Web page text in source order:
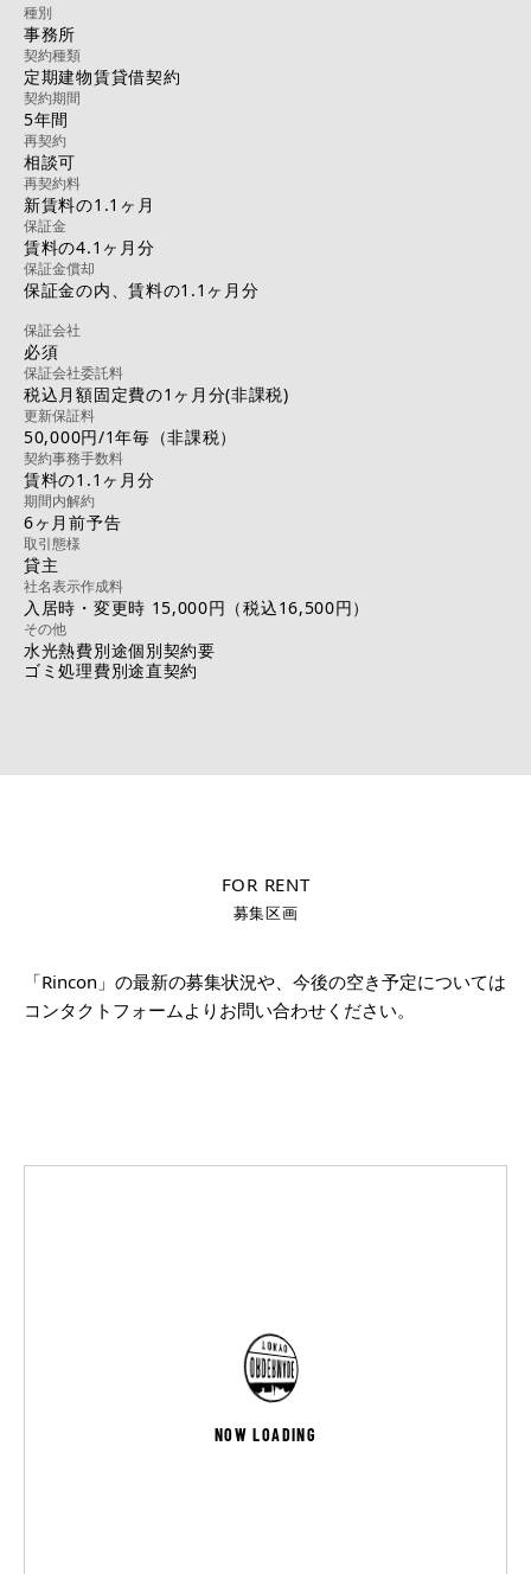
種別
事務所
契約種類
定期建物賃貸借契約
契約期間
5年間
再契約
相談可
再契約料
新賃料の1.1ヶ月
保証金
賃料の4.1ヶ月分
保証金償却
保証金の内、賃料の1.1ヶ月分
保証会社
必須
保証会社委託料
税込月額固定費の1ヶ月分(非課税)
更新保証料
50,000円/1年毎（非課税）
契約事務手数料
賃料の1.1ヶ月分
期間内解約
6ヶ月前予告
取引態様
貸主
社名表示作成料
入居時・変更時 15,000円（税込16,500円）
その他
水光熱費別途個別契約要
ゴミ処理費別途直契約
FOR RENT
募集区画
「Rincon」の最新の募集状況や、今後の空き予定については
コンタクトフォームよりお問い合わせください。
NOW LOADING